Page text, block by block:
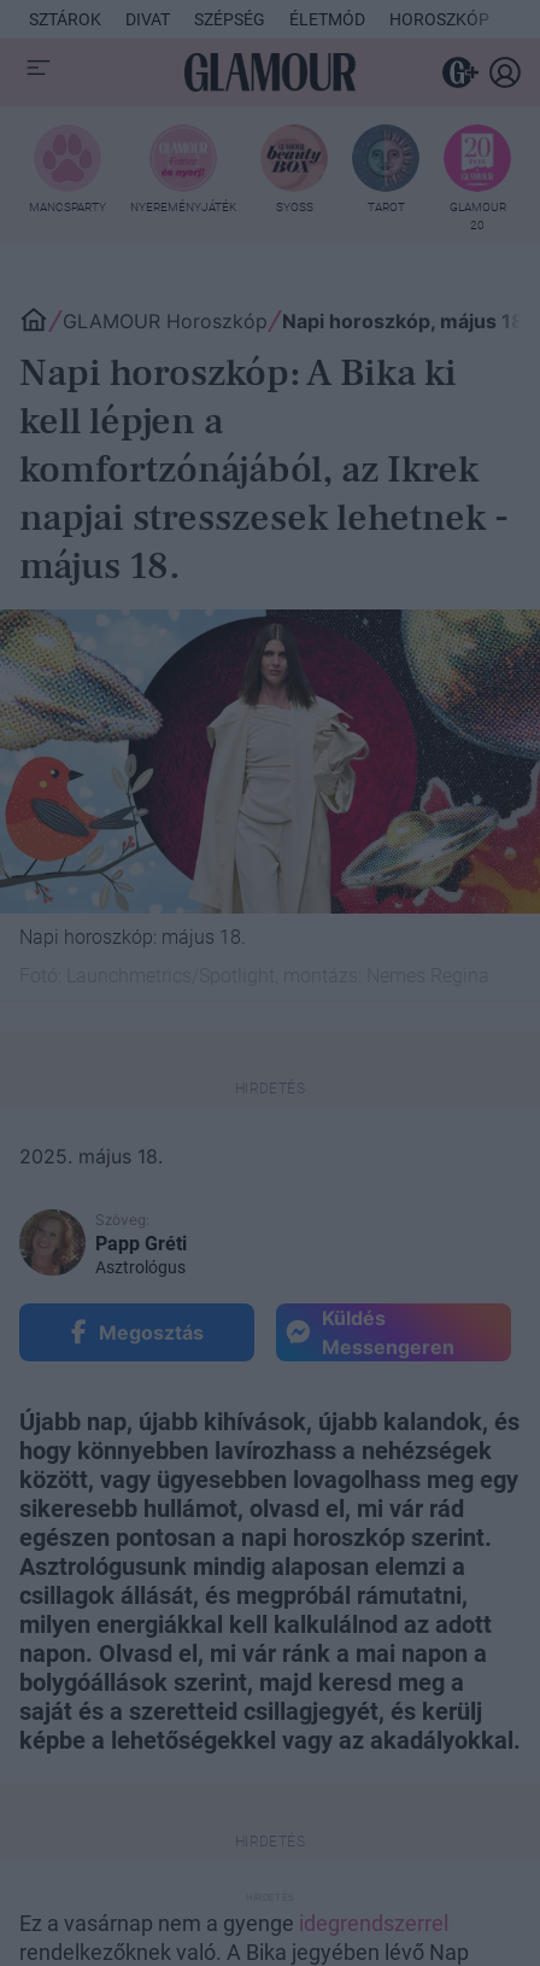
SZTÁROK DIVAT SZÉPSÉG ÉLETMÓD HOROSZKÓP
MANCSPARTY NYEREMÉNYJÁTÉK SYOSS TAROT
GLAMOUR
20
GLAMOUR Horoszkóp Napi horoszkóp, május 18.
Napi horoszkóp: A Bika ki
kell lépjen a
komfortzónájából, az Ikrek
napjai stresszesek lehetnek -
május 18.
Napi horoszkóp: május 18.
2025. május 18.
Szöveg:
Papp Gréti
Asztrológus
Megosztás
Küldés
Messengeren
Újabb nap, újabb kihívások, újabb kalandok, és
hogy könnyebben lavírozhass a nehézségek
között, vagy ügyesebben lovagolhass meg egy
sikeresebb hullámot, olvasd el, mi vár rád
egészen pontosan a napi horoszkóp szerint.
Asztrológusunk mindig alaposan elemzi a
csillagok állását, és megpróbál rámutatni,
milyen energiákkal kell kalkulálnod az adott
napon. Olvasd el, mi vár ránk a mai napon a
bolygóállások szerint, majd keresd meg a
saját és a szeretteid csillagjegyét, és kerülj
képbe a lehetőségekkel vagy az akadályokkal.
Ez a vasárnap nem a gyenge idegrendszerrel
rendelkezőknek való. A Bika jegyében lévő Nap